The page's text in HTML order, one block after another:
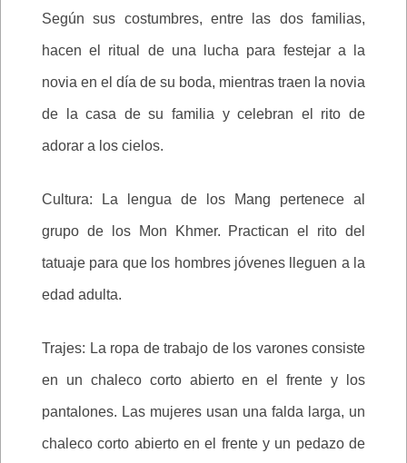
Según sus costumbres, entre las dos familias,
hacen el ritual de una lucha para festejar a la
novia en el día de su boda, mientras traen la novia
de la casa de su familia y celebran el rito de
adorar a los cielos.
Cultura: La lengua de los Mang pertenece al
grupo de los Mon Khmer. Practican el rito del
tatuaje para que los hombres jóvenes lleguen a la
edad adulta.
Trajes: La ropa de trabajo de los varones consiste
en un chaleco corto abierto en el frente y los
pantalones. Las mujeres usan una falda larga, un
chaleco corto abierto en el frente y un pedazo de